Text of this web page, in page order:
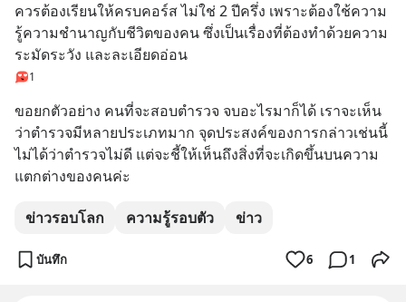
ควรต้องเรียนให้ครบคอร์ส ไม่ใช่ 2 ปีครึ่ง เพราะต้องใช้ความ
รู้ความชำนาญกับชีวิตของคน ซึ่งเป็นเรื่องที่ต้องทำด้วยความ
ระมัดระวัง และละเอียดอ่อน
1
ขอยกตัวอย่าง คนที่จะสอบตำรวจ จบอะไรมาก็ได้ เราจะเห็น
ว่าตำรวจมีหลายประเภทมาก จุดประสงค์ของการกล่าวเช่นนี้
ไม่ได้ว่าตำรวจไม่ดี แต่จะชี้ให้เห็นถึงสิ่งที่จะเกิดขึ้นบนความ
แตกต่างของคนค่ะ
ข่าวรอบโลก ความรู้รอบตัว ข่าว
บันทึก 6 1